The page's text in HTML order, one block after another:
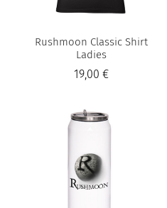
Rushmoon Classic Shirt
Ladies
19,00 €